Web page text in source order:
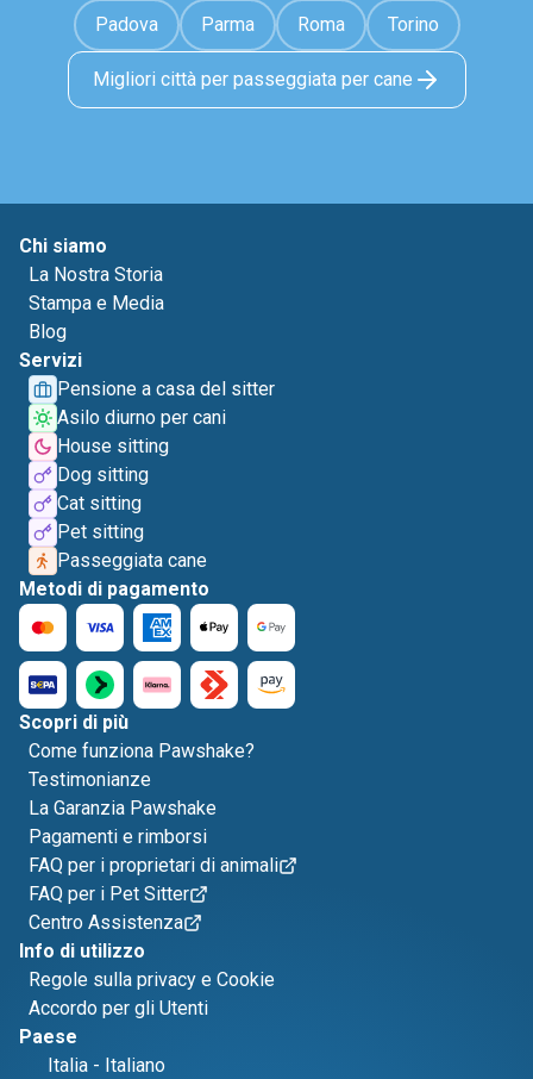
Padova Parma Roma Torino
Migliori città per passeggiata per cane
Chi siamo
La Nostra Storia
Stampa e Media
Blog
Servizi
Pensione a casa del sitter
Asilo diurno per cani
House sitting
Dog sitting
Cat sitting
Pet sitting
Passeggiata cane
Metodi di pagamento
Scopri di più
Come funziona Pawshake?
Testimonianze
La Garanzia Pawshake
Pagamenti e rimborsi
FAQ per i proprietari di animali
FAQ per i Pet Sitter
Centro Assistenza
Info di utilizzo
Regole sulla privacy e Cookie
Accordo per gli Utenti
Paese
Italia - Italiano